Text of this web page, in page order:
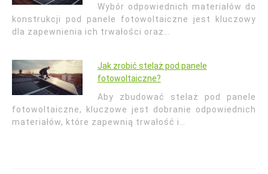
Wybór odpowiednich materiałów do
konstrukcji pod panele fotowoltaiczne jest kluczowy
dla zapewnienia ich trwałości oraz…
Jak zrobić stelaż pod panele
fotowoltaiczne?
Aby zbudować stelaż pod panele
fotowoltaiczne, kluczowe jest dobranie odpowiednich
materiałów, które zapewnią trwałość i…